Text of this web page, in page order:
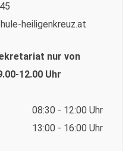
heiligenkreuz.at
nur von
12.00 Uhr
08:30 - 12:00 Uhr
13:00 - 16:00 Uhr